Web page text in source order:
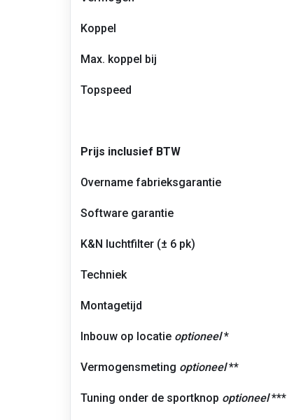
topsnelheid
BMW
E60
Koppel
Max. koppel bij
Topspeed
Prijs inclusief BTW
Overname fabrieksgarantie
Software garantie
K&N luchtfilter (± 6 pk)
Techniek
Montagetijd
Inbouw op locatie optioneel*
Vermogensmeting optioneel**
Tuning onder de sportknop optioneel***